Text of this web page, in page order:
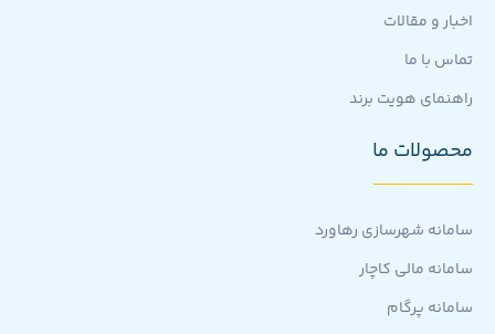
اخبار و مقالات
تماس با ما
راهنمای هویت برند
محصولات ما
سامانه شهرسازی رهاورد
سامانه مالی کاچار
سامانه پرگام